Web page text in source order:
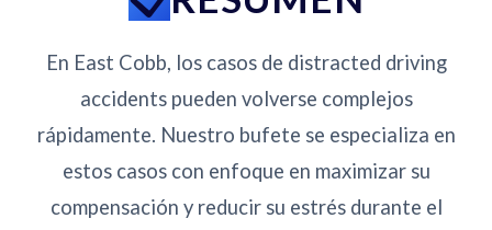
En East Cobb, los casos de distracted driving
accidents pueden volverse complejos
rápidamente. Nuestro bufete se especializa en
estos casos con enfoque en maximizar su
compensación y reducir su estrés durante el